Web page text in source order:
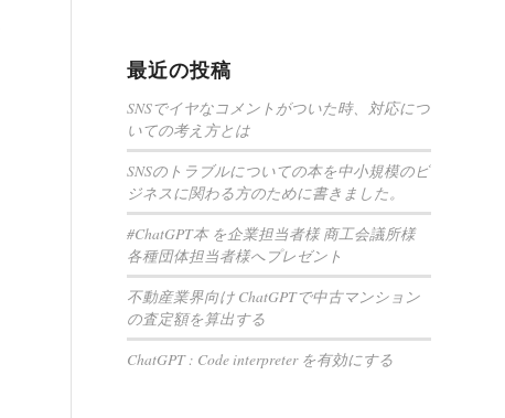
最近の投稿
SNSでイヤなコメントがついた時、対応につ
いての考え方とは
SNSのトラブルについての本を中小規模のビ
ジネスに関わる方のために書きました。
#ChatGPT本 を企業担当者様 商工会議所様
各種団体担当者様へプレゼント
不動産業界向け ChatGPTで中古マンション
の査定額を算出する
ChatGPT : Code interpreter を有効にする